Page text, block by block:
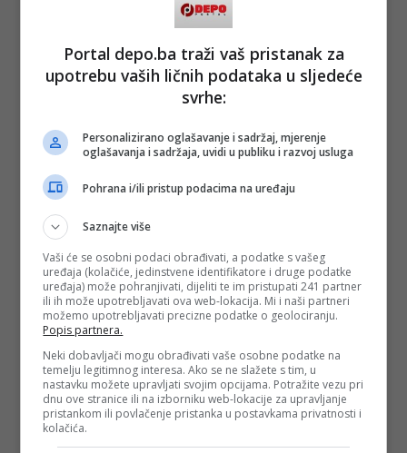
Portal depo.ba traži vaš pristanak za
upotrebu vaših ličnih podataka u sljedeće
svrhe:
Personalizirano oglašavanje i sadržaj, mjerenje
oglašavanja i sadržaja, uvidi u publiku i razvoj usluga
Pohrana i/ili pristup podacima na uređaju
Saznajte više
Vaši će se osobni podaci obrađivati, a podatke s vašeg
uređaja (kolačiće, jedinstvene identifikatore i druge podatke
uređaja) može pohranjivati, dijeliti te im pristupati 241 partner
ili ih može upotrebljavati ova web-lokacija. Mi i naši partneri
možemo upotrebljavati precizne podatke o geolociranju.
Popis partnera.
Neki dobavljači mogu obrađivati vaše osobne podatke na
temelju legitimnog interesa. Ako se ne slažete s tim, u
nastavku možete upravljati svojim opcijama. Potražite vezu pri
dnu ove stranice ili na izborniku web-lokacije za upravljanje
pristankom ili povlačenje pristanka u postavkama privatnosti i
kolačića.